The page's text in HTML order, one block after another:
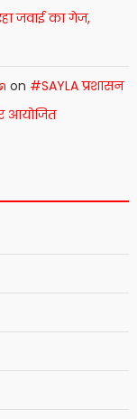
जवाई का गेज,
on #SAYLA प्रशासन
आयोजित